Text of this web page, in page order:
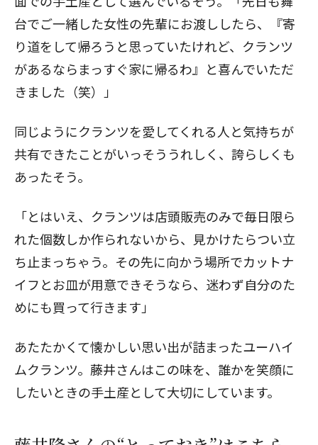
台でご一緒した女性の先輩にお渡ししたら、『寄
り道をして帰ろうと思っていたけれど、クランツ
があるならまっすぐ家に帰るわ』と喜んでいただ
きました（笑）」
同じようにクランツを愛してくれる人と気持ちが
共有できたことがいっそううれしく、誇らしくも
あったそう。
「とはいえ、クランツは店頭販売のみで毎日限ら
れた個数しか作られないから、見かけたらつい立
ち止まっちゃう。その先に向かう場所でカットナ
イフとお皿が用意できそうなら、迷わず自分のた
めにも買って行きます」
あたたかくて懐かしい思い出が詰まったユーハイ
ムクランツ。藤井さんはこの味を、誰かを笑顔に
したいときの手土産として大切にしています。
閉じる